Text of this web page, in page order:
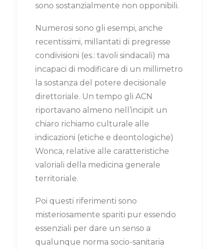
sono sostanzialmente non opponibili.
Numerosi sono gli esempi, anche
recentissimi, millantati di pregresse
condivisioni (es.: tavoli sindacali) ma
incapaci di modificare di un millimetro
la sostanza del potere decisionale
direttoriale. Un tempo gli ACN
riportavano almeno nell’incipit un
chiaro richiamo culturale alle
indicazioni (etiche e deontologiche)
Wonca, relative alle caratteristiche
valoriali della medicina generale
territoriale.
Poi questi riferimenti sono
misteriosamente spariti pur essendo
essenziali per dare un senso a
qualunque norma socio-sanitaria